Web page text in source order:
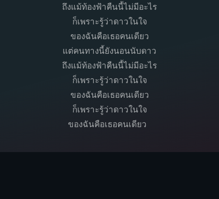
ถึงแม้ท้องฟ้าคืนนี้ไม่มีอะไร
ก็เพราะรู้​ว่า​ดาว​ในใจ
ของฉันคือเธอคนเดียว
แต่คนทางนี้ยังนอนนับดาว
ถึงแม้ท้องฟ้าคืนนี้ไม่มีอะไร
ก็เพราะรู้​ว่า​ดาว​ในใจ
ของฉันคือเธอคนเดียว
ก็เพราะรู้​ว่า​ดาว​ในใจ
ของฉันคือเธอคนเดียว